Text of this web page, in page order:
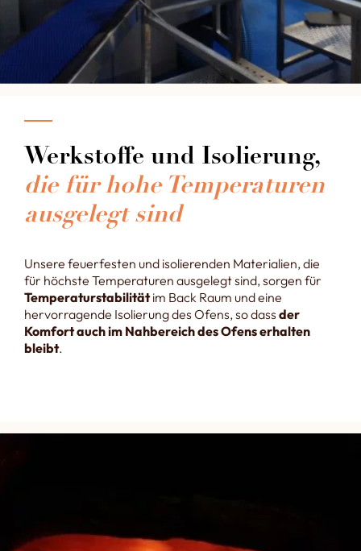
Werkstoffe und Isolierung,
die für hohe Temperaturen
ausgelegt sind
Unsere feuerfesten und isolierenden Materialien, die
für höchste Temperaturen ausgelegt sind, sorgen für
Temperaturstabilitätim Back Raum und eine
hervorragende Isolierung des Ofens, so dass der
Komfort auch im Nahbereich des Ofens erhalten
bleibt.